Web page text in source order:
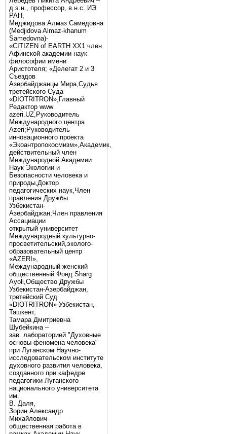
д.э.н., профессор, в.н.с. ИЭ
РАН,
Меджидова Алмаз Самедовна
(Medjidova Almaz-khanum
Samedovna)-
«CITIZEN of EARTH XX1 член
Афинской академии наук
философии имени
Аристотеля; «Делегат 2 и 3
Съездов
Азербайджанцы Мира,Судья
третейского Суда
«DIOTRITRON»,Главный
Редактор www
azeri.UZ,Руководитель
Международного центра
Аzeri;Руководитель
инновационного проекта
«Экоантропокосмизм»,Академик,
действительный член
Международной Академии
Наук Экологии и
Безопасности человека и
природы,Доктор
педагогических наук,Член
правления Дружбы
Узбекистан-
Азербайджан;Член правления
Ассациации
открытый университет
Международный культурно-
просветительский,эколого-
образовательный центр
«AZERI»,
Mеждународный женский
общественный Фонд Sharg
Аyoli,Общество Дружбы
Узбекистан-Азербайджан,
третейский Суд
«DIOTRITRON»-Узбекистан,
Ташкент,
Тамара Дмитриевна
Шубейкина –
зав. лабораторией "Духовные
основы феномена человека"
при Луганском Научно-
исследовательском институте
духовного развития человека,
созданного при кафедре
педагогики Луганского
национального университета
им.
В. Даля,
Зорин Александр
Михайлович-
общественная работа в